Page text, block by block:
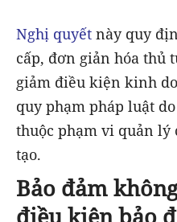
Nghị quyết này quy
cấp, đơn giản hóa thủ
giảm điều kiện kinh
quy phạm pháp luật
thuộc phạm vi quản lý
tạo.
Bảo đảm
điều kiện bảo